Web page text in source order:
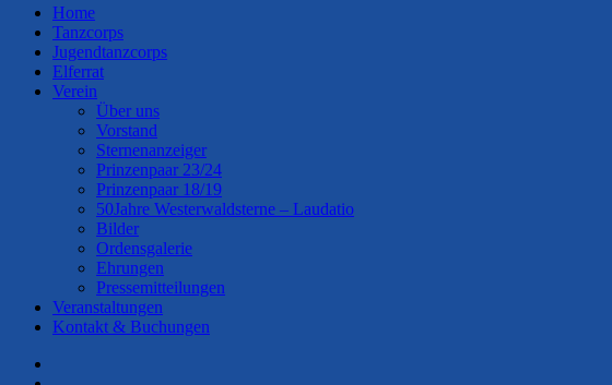
Home
Tanzcorps
Jugendtanzcorps
Elferrat
Verein
Über uns
Vorstand
Sternenanzeiger
Prinzenpaar 23/24
Prinzenpaar 18/19
50Jahre Westerwaldsterne – Laudatio
Bilder
Ordensgalerie
Ehrungen
Pressemitteilungen
Veranstaltungen
Kontakt & Buchungen